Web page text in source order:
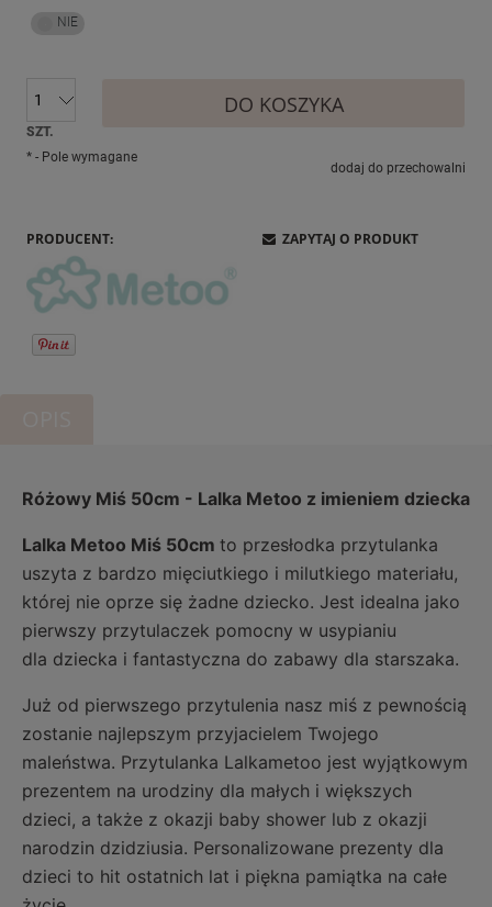
SZT.
DO KOSZYKA
dodaj do przechowalni
* - Pole wymagane
PRODUCENT: ZAPYTAJ O PRODUKT
Różowy Miś 50cm - Lalka Metoo z imieniem dziecka
Lalka Metoo Miś 50cm to przesłodka przytulanka
uszyta z bardzo mięciutkiego i milutkiego materiału,
której nie oprze się żadne dziecko. Jest idealna jako
pierwszy przytulaczek pomocny w usypianiu
dla dziecka i fantastyczna do zabawy dla starszaka.
Już od pierwszego przytulenia nasz miś z pewnością
zostanie najlepszym przyjacielem Twojego
maleństwa. Przytulanka Lalkametoo jest wyjątkowym
prezentem na urodziny dla małych i większych
dzieci, a także z okazji baby shower lub z okazji
narodzin dzidziusia. Personalizowane prezenty dla
dzieci to hit ostatnich lat i piękna pamiątka na całe